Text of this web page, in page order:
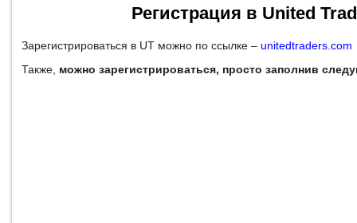
Регистрация в United
Зарегистрироваться в UT можно по ссылке – unitedtraders.com
Также, можно зарегистрироваться, просто заполнив